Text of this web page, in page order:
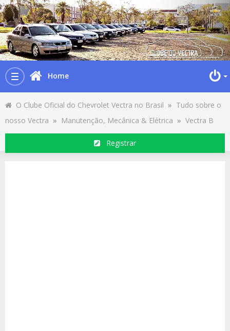
Toggle
navigation
Home
O Clube Oficial do Chevrolet Vectra no Brasil » Tudo sobre o
nosso Vectra » Manutenção, Mecânica & Elétrica » Vectra B
Registrar